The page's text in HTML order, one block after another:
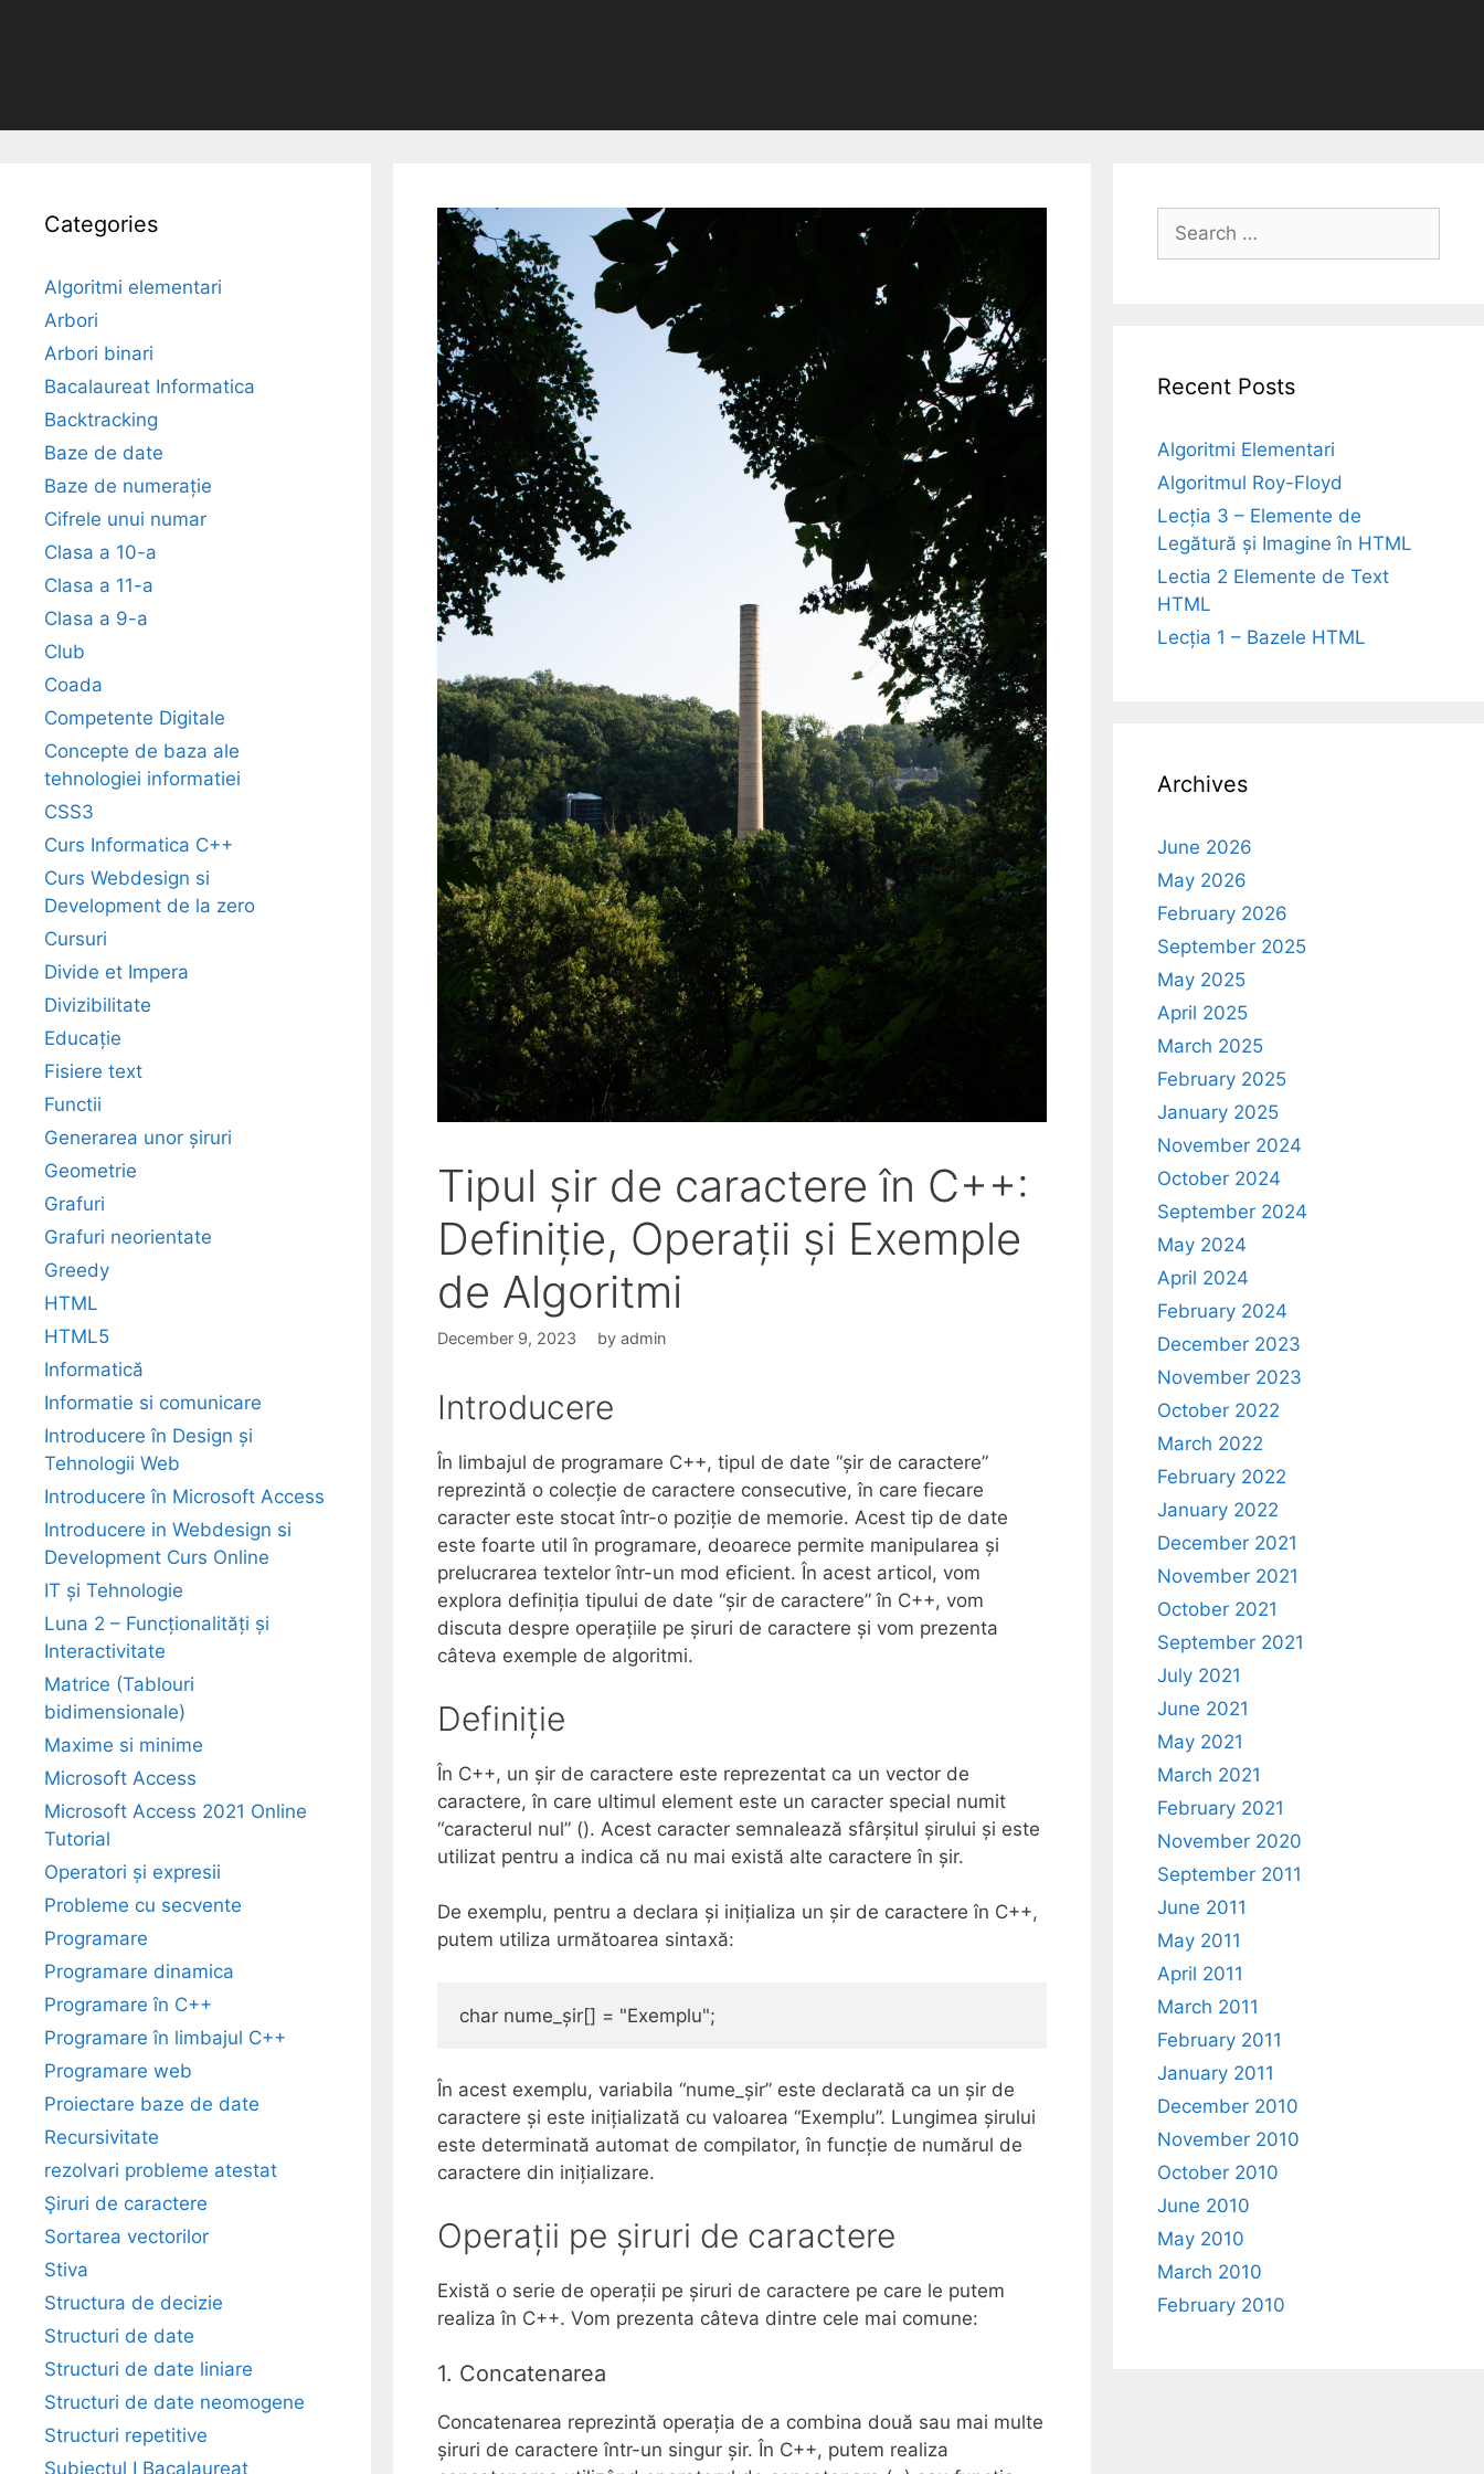
Tipul șir de caractere în C++:
Definiție, Operații și Exemple
de Algoritmi
December 9, 2023 by admin
Introducere
În limbajul de programare C++, tipul de date “șir de caractere”
reprezintă o colecție de caractere consecutive, în care fiecare
caracter este stocat într-o poziție de memorie. Acest tip de date
este foarte util în programare, deoarece permite manipularea și
prelucrarea textelor într-un mod eficient. În acest articol, vom
explora definiția tipului de date “șir de caractere” în C++, vom
discuta despre operațiile pe șiruri de caractere și vom prezenta
câteva exemple de algoritmi.
Definiție
În C++, un șir de caractere este reprezentat ca un vector de
caractere, în care ultimul element este un caracter special numit
“caracterul nul” (). Acest caracter semnalează sfârșitul șirului și este
utilizat pentru a indica că nu mai există alte caractere în șir.
De exemplu, pentru a declara și inițializa un șir de caractere în C++,
putem utiliza următoarea sintaxă:
În acest exemplu, variabila “nume_șir” este declarată ca un șir de
caractere și este inițializată cu valoarea “Exemplu”. Lungimea șirului
este determinată automat de compilator, în funcție de numărul de
caractere din inițializare.
Operații pe șiruri de caractere
Există o serie de operații pe șiruri de caractere pe care le putem
realiza în C++. Vom prezenta câteva dintre cele mai comune:
1. Concatenarea
Concatenarea reprezintă operația de a combina două sau mai multe
șiruri de caractere într-un singur șir. În C++, putem realiza
Categories
Algoritmi elementari
Arbori
Arbori binari
Bacalaureat Informatica
Backtracking
Baze de date
Baze de numerație
Cifrele unui numar
Clasa a 10-a
Clasa a 11-a
Clasa a 9-a
Club
Coada
Competente Digitale
Concepte de baza ale
tehnologiei informatiei
CSS3
Curs Informatica C++
Curs Webdesign si
Development de la zero
Cursuri
Divide et Impera
Divizibilitate
Educație
Fisiere text
Functii
Generarea unor șiruri
Geometrie
Grafuri
Grafuri neorientate
Greedy
HTML
HTML5
Informatică
Informatie si comunicare
Introducere în Design și
Tehnologii Web
Introducere în Microsoft Access
Introducere in Webdesign si
Development Curs Online
IT și Tehnologie
Luna 2 – Funcționalități și
Interactivitate
Matrice (Tablouri
bidimensionale)
Maxime si minime
Microsoft Access
Microsoft Access 2021 Online
Tutorial
Operatori și expresii
Probleme cu secvente
Programare
Programare dinamica
Programare în C++
Programare în limbajul C++
Programare web
Proiectare baze de date
Recursivitate
rezolvari probleme atestat
Şiruri de caractere
Sortarea vectorilor
Stiva
Structura de decizie
Structuri de date
Structuri de date liniare
Structuri de date neomogene
Structuri repetitive
Subiectul I Bacalaureat
Search
for:
Recent Posts
Algoritmi Elementari
Algoritmul Roy-Floyd
Lecția 3 – Elemente de
Legătură și Imagine în HTML
Lectia 2 Elemente de Text
HTML
Lecția 1 – Bazele HTML
Archives
June 2026
May 2026
February 2026
September 2025
May 2025
April 2025
March 2025
February 2025
January 2025
November 2024
October 2024
September 2024
May 2024
April 2024
February 2024
December 2023
November 2023
October 2022
March 2022
February 2022
January 2022
December 2021
November 2021
October 2021
September 2021
July 2021
June 2021
May 2021
March 2021
February 2021
November 2020
September 2011
June 2011
May 2011
April 2011
March 2011
February 2011
January 2011
December 2010
November 2010
October 2010
June 2010
May 2010
March 2010
February 2010